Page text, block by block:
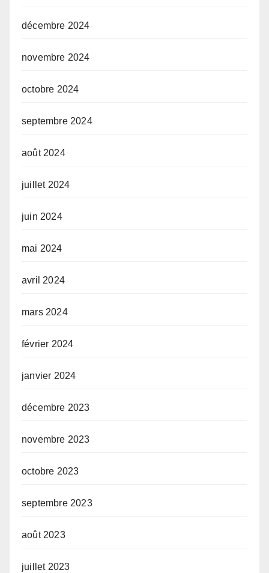
décembre 2024
novembre 2024
octobre 2024
septembre 2024
août 2024
juillet 2024
juin 2024
mai 2024
avril 2024
mars 2024
février 2024
janvier 2024
décembre 2023
novembre 2023
octobre 2023
septembre 2023
août 2023
juillet 2023